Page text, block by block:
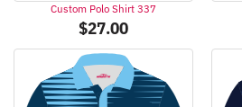
Custom Polo Shirt 337
$27.00